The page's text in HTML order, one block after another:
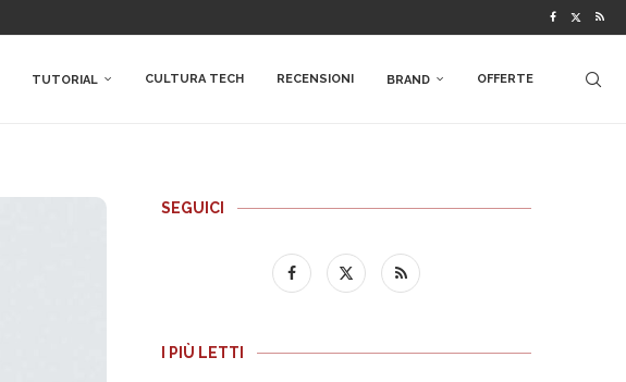
TUTORIAL CULTURA TECH RECENSIONI BRAND OFFERTE
SEGUICI
I PIÙ LETTI